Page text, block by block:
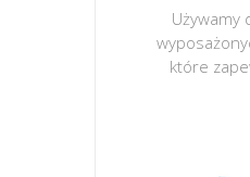
Używamy
które